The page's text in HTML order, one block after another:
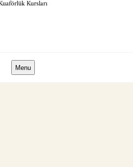
Kursları
Menu